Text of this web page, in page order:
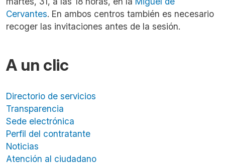
Cervantes. En ambos centros también es necesario
recoger las invitaciones antes de la sesión.
A un clic
Directorio de servicios
Transparencia
Sede electrónica
Perfil del contratante
Noticias
Atención al ciudadano